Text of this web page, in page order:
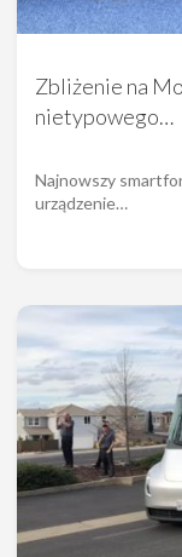
Zbliżenie na
nietypowego…
Najnowszy
urządzenie…